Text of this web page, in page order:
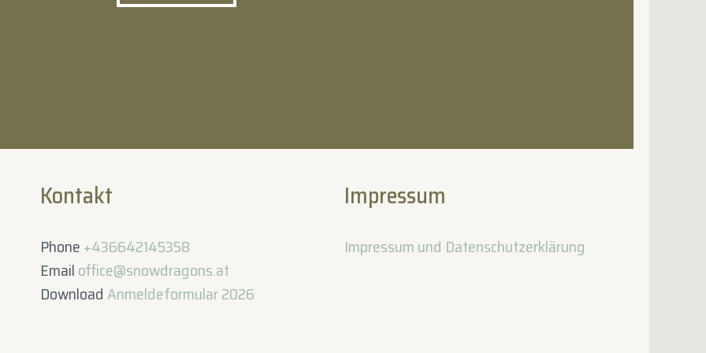
Kontakt
Phone+436642145358
Emailoffice@snowdragons.at
DownloadAnmeldeformular 2026
Impressum
Impressum und Datenschutzerklärung